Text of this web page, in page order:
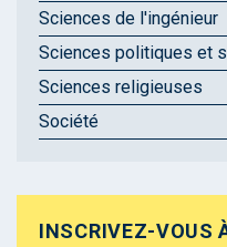
Sciences de l'ingénieur
Sciences politiques et
Sciences religieuses
Société
INSCRIVEZ-VOUS